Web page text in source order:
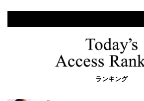
ランキング